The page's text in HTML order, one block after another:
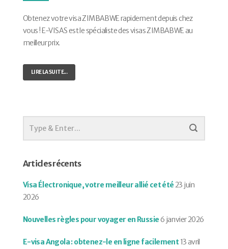
Obtenez votre visa ZIMBABWE rapidement depuis chez
vous ! E-VISAS est le spécialiste des visas ZIMBABWE au
meilleur prix.
LIRE LA SUITE...
Articles récents
Visa Électronique, votre meilleur allié cet été23 juin
2026
Nouvelles règles pour voyager en Russie 6 janvier 2026
E-visa Angola : obtenez-le en ligne facilement 13 avril